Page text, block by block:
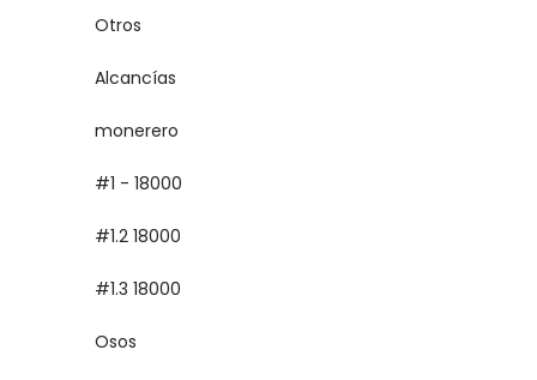
Otros
Alcancías
monerero
#1 - 18000
#1.2 18000
#1.3 18000
Osos